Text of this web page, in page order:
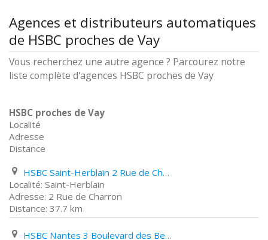
Agences et distributeurs automatiques
de HSBC proches de Vay
Vous recherchez une autre agence ? Parcourez notre
liste complète d'agences HSBC proches de Vay
HSBC proches de Vay
Localité
Adresse
Distance
HSBC Saint-Herblain 2 Rue de Charron
Saint-Herblain
2 Rue de Charron
37.7 km
HSBC Nantes 3 Boulevard des Belges